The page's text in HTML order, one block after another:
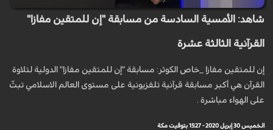
شاهد: الأمسية السادسة من مسابقة "إن للمتقين مفازا"
القرآنية الثالثة عشرة
إن للمتقين مفازا _خاص الكوثر: مسابقة "إن للمتقين مفازا" الدولية لتلاوة
القرآن هي أكبر مسابقة قرآنية تلفزيونية على مستوى العالم الاسلامي تبثّ
على الهواء مباشرة .
الخميس 30 إبريل 2020 - 15:27 بتوقيت مكة